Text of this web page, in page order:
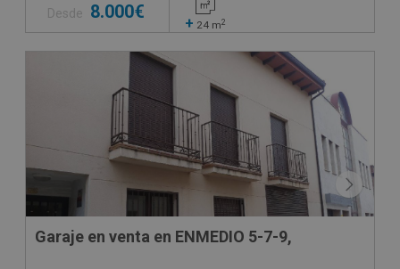
Desde 8.000€
+ 24 m2
Garaje en venta en ENMEDIO 5-7-9,